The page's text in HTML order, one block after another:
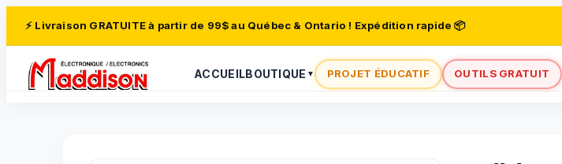
⚡ Livraison GRATUITE à partir de 99$ au Québec & Ontario ! Expédition rapide 📦
ACCUEILBOUTIQUE ▼ PROJET ÉDUCATIF OUTILS GRATUIT